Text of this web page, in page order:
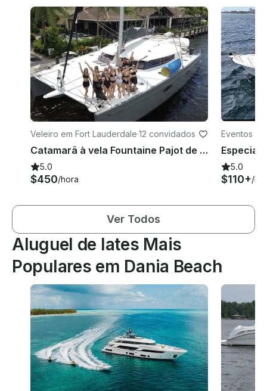
Veleiro em Fort Lauderdale·12 convidados
Catamarã à vela Fountaine Pajot de 57 pés - uma experiência de luxo
5.0
$450/hora
Eventos
e
5.0
$110+/
Ver Todos
Aluguel de Iates Mais
Populares em Dania Beach